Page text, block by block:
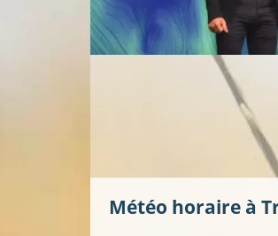
Météo horaire à